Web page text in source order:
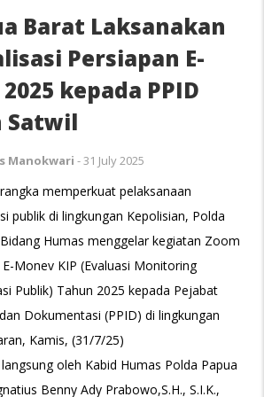
Barat Laksanakan
Persiapan E-
kepada PPID
Satwil
Manokwari -31 July 2025
memperkuat pelaksanaan
publik di lingkungan Kepolisian, Polda
Humas menggelar kegiatan Zoom
Monev KIP (Evaluasi Monitoring
Publik) Tahun 2025 kepada Pejabat
Dokumentasi (PPID) di lingkungan
Kamis, (31/7/25)
oleh Kabid Humas Polda Papua
Benny Ady Prabowo,S.H., S.I.K.,